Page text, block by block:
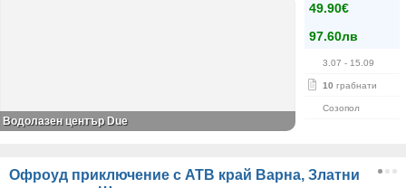
49.90€
97.60лв
3.07 - 15.09
10 грабнати
Созопол
Водолазен център Due
Oфроуд приключение с АТВ край Варна, Златни